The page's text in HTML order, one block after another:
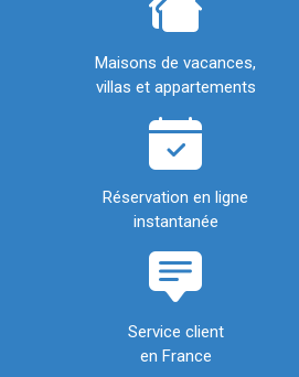
Maisons de vacances,
villas et appartements
Réservation en ligne
instantanée
Service client
en France